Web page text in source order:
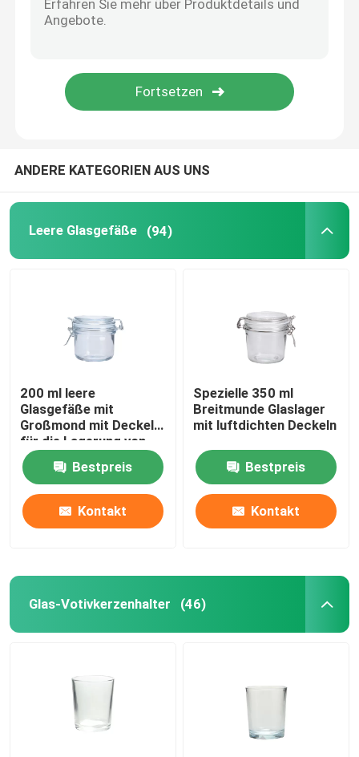
Glasweindekanzer
Kosmetiktiegel aus Glas
ANDERE KATEGORIEN AUS UNS
Leere Glasgefäße (94)
200 ml leere
Glasgefäße mit
Großmond mit Deckel
für die Lagerung von
Lebensmitteln
Bestpreis
Kontakt
Spezielle 350 ml
Breitmunde Glaslager
mit luftdichten Deckeln
Bestpreis
Kontakt
Glas-Votivkerzenhalter (46)